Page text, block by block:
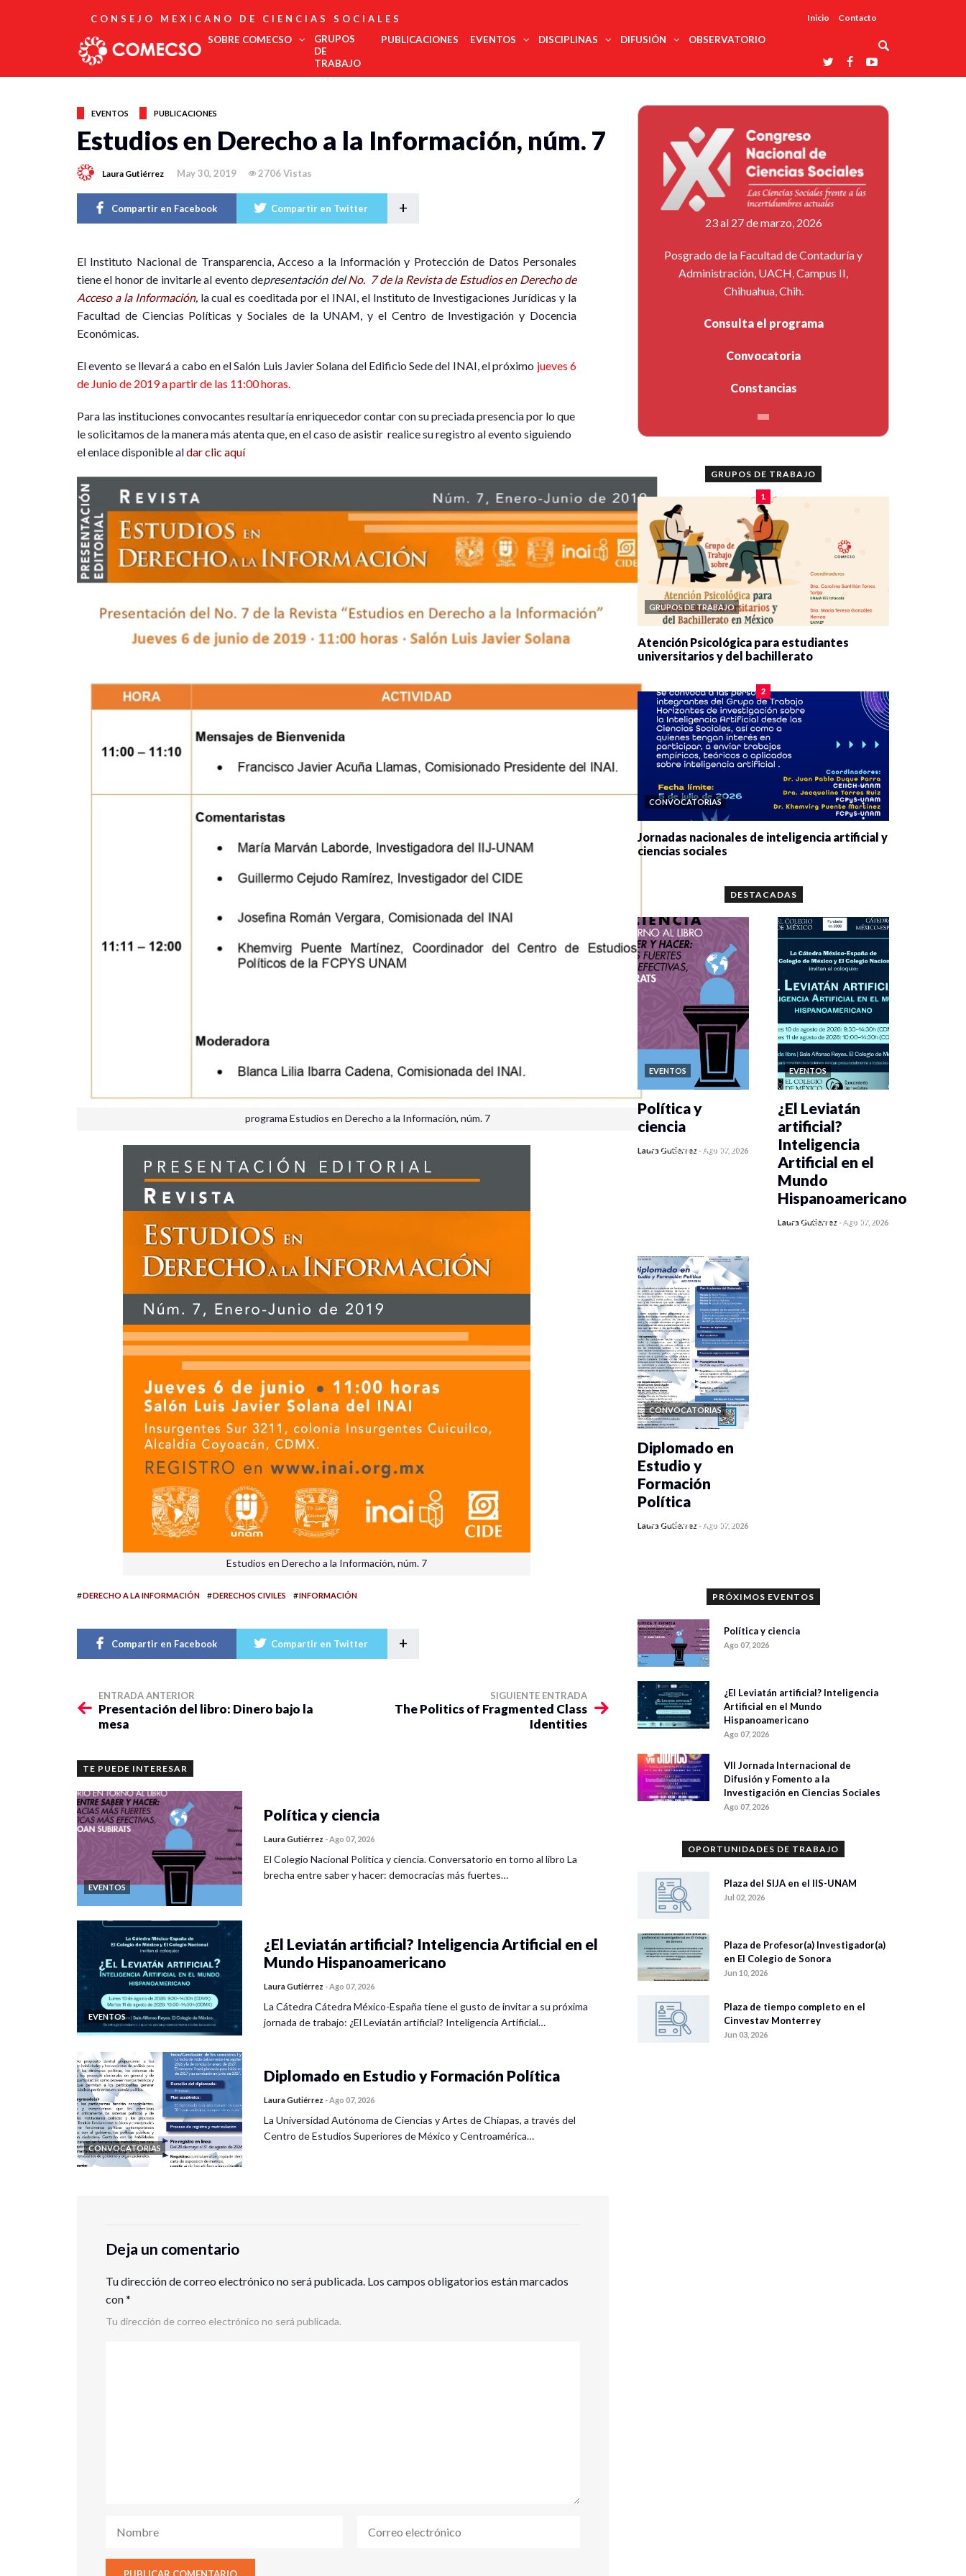
CONSEJO MEXICANO DE CIENCIAS SOCIALES Inicio Contacto
SOBRE COMECSO
Asociados
Estatutos
Publicaciones
Comité Editorial
Boletín
Centro Occidente
GRUPOS
DE
TRABAJO
PUBLICACIONES EVENTOS DISCIPLINAS
Ciencias
Jurídicas
Psicología
Social
Internacionales
Sociología
Estudios
intercultural
Educación
Metodología
de las ciencias
profesionales
trabajo
Redes
temáticas
Laboratorios
nacionales
Entidades
afines
DIFUSIÓN
Felicita Al
Será Sede
Del
COMECSO
Aprueba La
Desmontar
Reconoce
La UDUALC
A La
Universidad
De México
En Su 475
Aniversario
OBSERVATORIO
EVENTOS PUBLICACIONES
Estudios en Derecho a la Información, núm. 7
Laura Gutiérrez May 30, 2019 2706 Vistas
Compartir en Facebook Compartir en Twitter +
El Instituto Nacional de Transparencia, Acceso a la Información y Protección de Datos Personales
tiene el honor de invitarle al evento depresentación delNo. 7 de la Revista de Estudios en Derecho de
Acceso a la Información,la cual es coeditada por el INAI, el Instituto de Investigaciones Jurídicas y la
Facultad de Ciencias Políticas y Sociales de la UNAM, y el Centro de Investigación y Docencia
Económicas.
El evento se llevará a cabo en el Salón Luis Javier Solana del Edificio Sede del INAI, el próximo jueves 6
de Junio de 2019 a partir de las 11:00 horas.
Para las instituciones convocantes resultaría enriquecedor contar con su preciada presencia por lo que
le solicitamos de la manera más atenta que, en el caso de asistir realice su registro al evento siguiendo
el enlace disponible aldar clic aquí
programa Estudios en Derecho a la Información, núm. 7
Estudios en Derecho a la Información, núm. 7
#DERECHO A LA INFORMACIÓN #DERECHOS CIVILES #INFORMACIÓN
Compartir en Facebook Compartir en Twitter +
ENTRADA ANTERIOR
Presentación del libro: Dinero bajo la
mesa
SIGUIENTE ENTRADA
The Politics of Fragmented Class
Identities
TE PUEDE INTERESAR
EVENTOS
Política y ciencia
Laura Gutiérrez -Ago 07, 2026
El Colegio Nacional Política y ciencia. Conversatorio en torno al libro La
brecha entre saber y hacer: democracias más fuertes…
EVENTOS
¿El Leviatán artificial? Inteligencia Artificial en el
Mundo Hispanoamericano
Laura Gutiérrez -Ago 07, 2026
La Cátedra Cátedra México-España tiene el gusto de invitar a su próxima
jornada de trabajo: ¿El Leviatán artificial? Inteligencia Artificial…
CONVOCATORIAS
Diplomado en Estudio y Formación Política
Laura Gutiérrez -Ago 07, 2026
La Universidad Autónoma de Ciencias y Artes de Chiapas, a través del
Centro de Estudios Superiores de México y Centroamérica…
Deja un comentario
Tu dirección de correo electrónico no será publicada. Los campos obligatorios están marcados
con*
Tu dirección de correo electrónico no será publicada.
23 al 27 de marzo, 2026
Posgrado de la Facultad de Contaduría y
Administración, UACH, Campus II,
Chihuahua, Chih.
Consulta el programa
Convocatoria
Constancias
GRUPOS DE TRABAJO
1
GRUPOS DE TRABAJO
Atención Psicológica para estudiantes
universitarios y del bachillerato
2
CONVOCATORIAS
Jornadas nacionales de inteligencia artificial y
ciencias sociales
DESTACADAS
EVENTOS
0 veces compartido
Política y
ciencia
Laura Gutiérrez -Ago 07, 2026
EVENTOS
0 veces compartido
¿El Leviatán
artificial?
Inteligencia
Artificial en el
Mundo
Hispanoamericano
Laura Gutiérrez -Ago 07, 2026
CONVOCATORIAS
0 veces compartido
Diplomado en
Estudio y
Formación
Política
Laura Gutiérrez -Ago 07, 2026
PRÓXIMOS EVENTOS
Política y ciencia
Ago 07, 2026
¿El Leviatán artificial? Inteligencia
Artificial en el Mundo
Hispanoamericano
Ago 07, 2026
VII Jornada Internacional de
Difusión y Fomento a la
Investigación en Ciencias Sociales
Ago 07, 2026
OPORTUNIDADES DE TRABAJO
Plaza del SIJA en el IIS-UNAM
Jul 02, 2026
Plaza de Profesor(a) Investigador(a)
en El Colegio de Sonora
Jun 10, 2026
Plaza de tiempo completo en el
Cinvestav Monterrey
Jun 03, 2026